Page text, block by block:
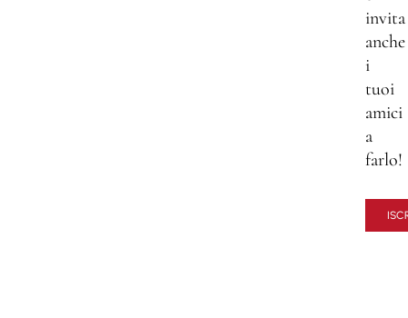
invita
anche
i
tuoi
amici
a
farlo!